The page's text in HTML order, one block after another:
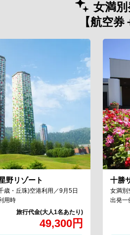
女満
【航空
野リゾート
49,300円
歳・丘珠)空港利用／9月5日
用時
十勝
女満別
出発一